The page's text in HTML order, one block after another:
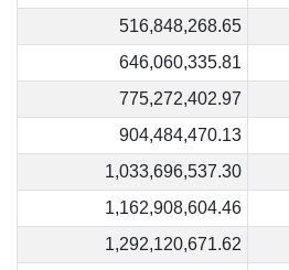
516,848,268.65
646,060,335.81
775,272,402.97
904,484,470.13
1,033,696,537.30
1,162,908,604.46
1,292,120,671.62